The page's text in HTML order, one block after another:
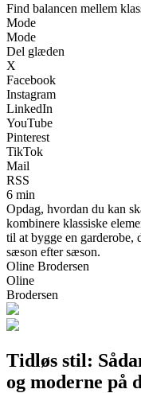
Find balancen mellem
Mode
Mode
Del glæden
X
Facebook
Instagram
LinkedIn
YouTube
Pinterest
TikTok
Mail
RSS
6 min
Opdag, hvordan du kan
kombinere klassiske
til at bygge en garderobe,
sæson efter sæson.
Oline Brodersen
Oline
Brodersen
Tidløs stil:
og moderne på